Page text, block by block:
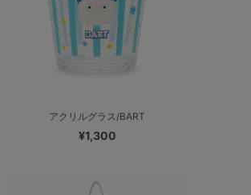
アクリルグラス/BART
¥1,300